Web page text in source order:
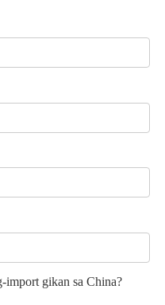
import gikan sa China?